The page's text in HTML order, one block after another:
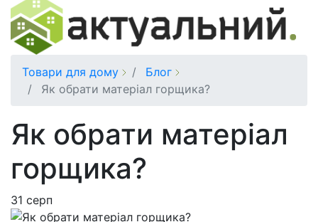
Товари для дому
Блог
Як обрати матеріал горщика?
Як обрати матеріал
горщика?
31 серп